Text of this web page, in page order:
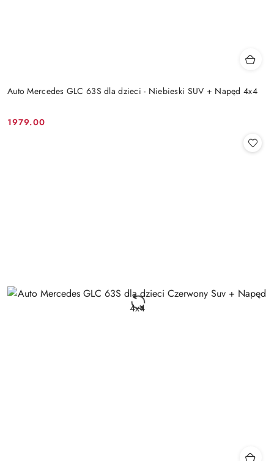
Auto Mercedes GLC 63S dla dzieci - Niebieski SUV + Napęd 4x4
Cena:
1979.00